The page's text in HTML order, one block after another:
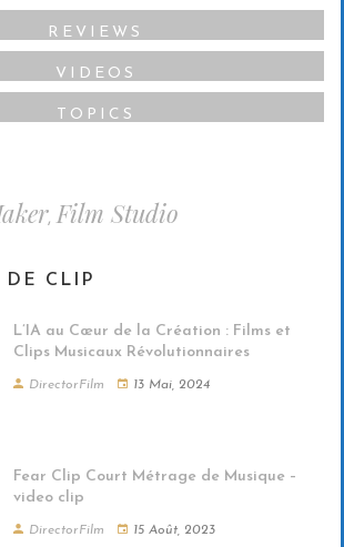
REVIEWS
VIDEOS
TOPICS
,Film Studio
DE CLIP
L’IA au Cœur de la Création : Films et
Clips Musicaux Révolutionnaires
DirectorFilm 13 Mai, 2024
Fear Clip Court Métrage de Musique –
video clip
DirectorFilm 15 Août, 2023